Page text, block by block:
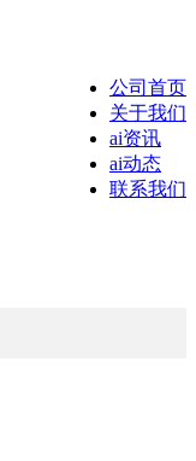
公司首页
关于我们
ai资讯
ai动态
联系我们